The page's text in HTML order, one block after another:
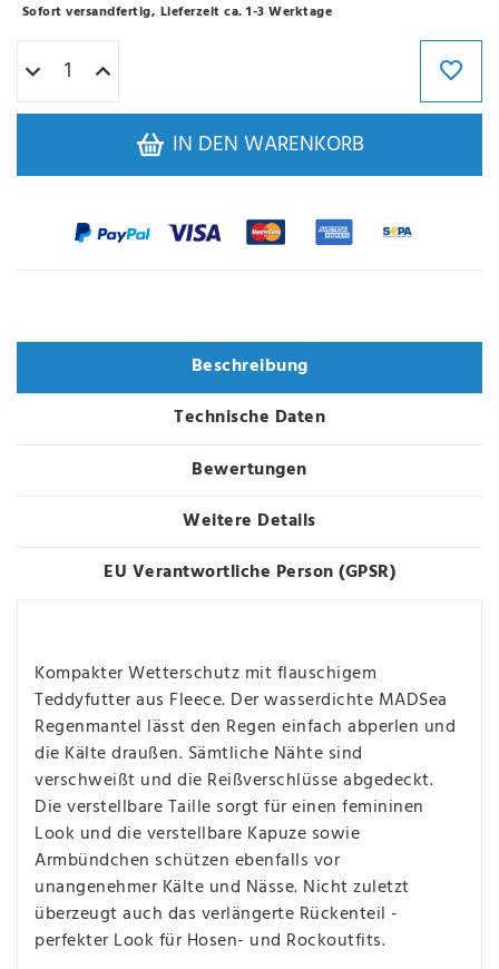
Sofort versandfertig, Lieferzeit ca. 1-3 Werktage
IN DEN WARENKORB
Beschreibung
Technische Daten
Bewertungen
Weitere Details
EU Verantwortliche Person (GPSR)
Kompakter Wetterschutz mit flauschigem
Teddyfutter aus Fleece. Der wasserdichte MADSea
Regenmantel lässt den Regen einfach abperlen und
die Kälte draußen. Sämtliche Nähte sind
verschweißt und die Reißverschlüsse abgedeckt.
Die verstellbare Taille sorgt für einen femininen
Look und die verstellbare Kapuze sowie
Armbündchen schützen ebenfalls vor
unangenehmer Kälte und Nässe. Nicht zuletzt
überzeugt auch das verlängerte Rückenteil -
perfekter Look für Hosen- und Rockoutfits.